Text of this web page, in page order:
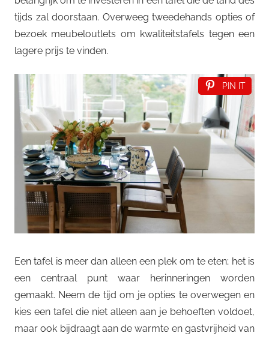
tijds zal doorstaan. Overweeg tweedehands opties of
bezoek meubeloutlets om kwaliteitstafels tegen een
lagere prijs te vinden.
PIN IT
Een tafel is meer dan alleen een plek om te eten; het is
een centraal punt waar herinneringen worden
gemaakt. Neem de tijd om je opties te overwegen en
kies een tafel die niet alleen aan je behoeften voldoet,
maar ook bijdraagt aan de warmte en gastvrijheid van